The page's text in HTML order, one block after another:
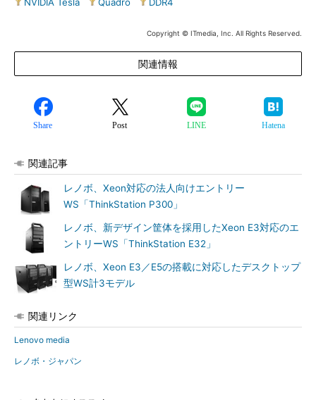
Copyright © ITmedia, Inc. All Rights Reserved.
関連情報
Share Post LINE Hatena
関連記事
レノボ、Xeon対応の法人向けエントリー
WS「ThinkStation P300」
レノボ、新デザイン筐体を採用したXeon E3対応のエ
ントリーWS「ThinkStation E32」
レノボ、Xeon E3／E5の搭載に対応したデスクトップ
型WS計3モデル
関連リンク
Lenovo media
レノボ・ジャパン